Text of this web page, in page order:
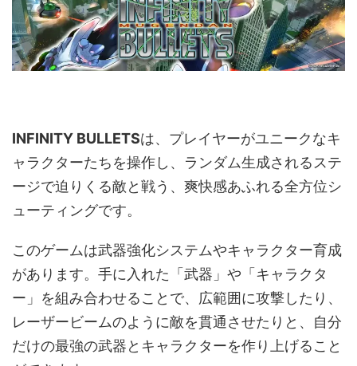
INFINITY BULLETSは、プレイヤーがユニークなキ
ャラクターたちを操作し、ランダム生成されるステ
ージで迫りくる敵と戦う、爽快感あふれる全方位シ
ューティングです。
このゲームは武器強化システムやキャラクター育成
があります。手に入れた「武器」や「キャラクタ
ー」を組み合わせることで、広範囲に攻撃したり、
レーザービームのように敵を貫通させたりと、自分
だけの最強の武器とキャラクターを作り上げること